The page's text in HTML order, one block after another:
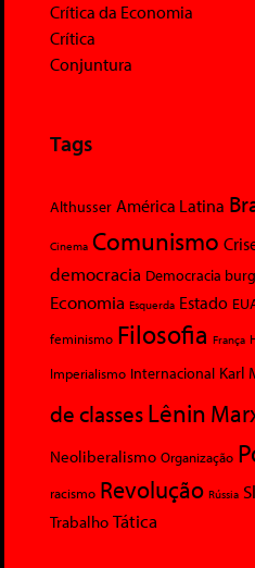
Crítica da Economia
Crítica
Conjuntura
Tags
Althusser América Latina
Cinema Comunismo
democracia Democracia
Economia Esquerda Estado
feminismo Filosofia França
Imperialismo Internacional Karl
de classesLênin
Neoliberalismo Organização
racismo Revolução Rússia
Trabalho Tática